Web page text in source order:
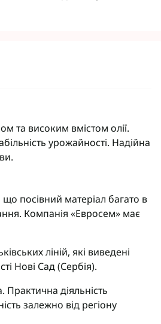
для зернових
для кукурудзи
для пшениці
для соняшника
Life Force Ukraine
StimOrganic
Humintech
NERTUS
Альфа Смарт
та високим вмістом олії.
урожайності. Надійна
посівний матеріал багато в
Компанія «Евросем» має
ліній, які виведені
Нові Сад (Сербія).
Практична діяльність
залежно від регіону